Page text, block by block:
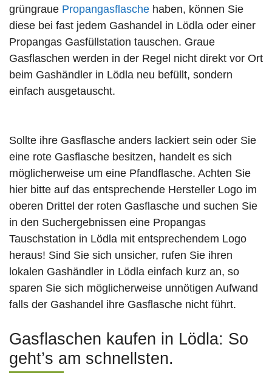
grüngraue Propangasflasche haben, können Sie
diese bei fast jedem Gashandel in Lödla oder einer
Propangas Gasfüllstation tauschen. Graue
Gasflaschen werden in der Regel nicht direkt vor Ort
beim Gashändler in Lödla neu befüllt, sondern
einfach ausgetauscht.
Sollte ihre Gasflasche anders lackiert sein oder Sie
eine rote Gasflasche besitzen, handelt es sich
möglicherweise um eine Pfandflasche. Achten Sie
hier bitte auf das entsprechende Hersteller Logo im
oberen Drittel der roten Gasflasche und suchen Sie
in den Suchergebnissen eine Propangas
Tauschstation in Lödla mit entsprechendem Logo
heraus! Sind Sie sich unsicher, rufen Sie ihren
lokalen Gashändler in Lödla einfach kurz an, so
sparen Sie sich möglicherweise unnötigen Aufwand
falls der Gashandel ihre Gasflasche nicht führt.
Gasflaschen kaufen in Lödla: So
geht’s am schnellsten.